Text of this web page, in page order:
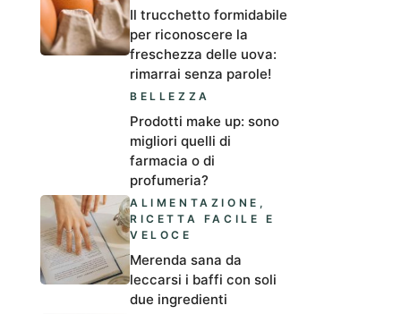
Il trucchetto formidabile
per riconoscere la
freschezza delle uova:
rimarrai senza parole!
BELLEZZA
Prodotti make up: sono
migliori quelli di
farmacia o di
profumeria?
ALIMENTAZIONE ,
RICETTA FACILE E
VELOCE
Merenda sana da
leccarsi i baffi con soli
due ingredienti